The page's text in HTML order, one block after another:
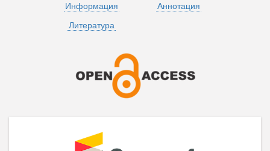
Информация
Аннотация
Литература